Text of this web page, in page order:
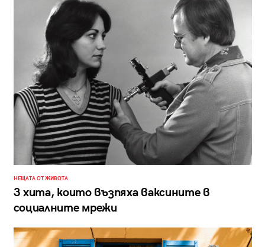
НЕЩАТА ОТ ЖИВОТА
3 хита, които възпяха ваксините в
социалните мрежи